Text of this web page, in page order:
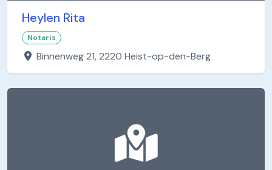
Heylen Rita
Notaris
Binnenweg 21, 2220 Heist-op-den-Berg